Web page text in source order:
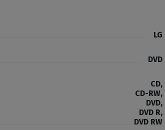
LG
DVD
CD,
CD-RW,
DVD,
DVD R,
DVD RW